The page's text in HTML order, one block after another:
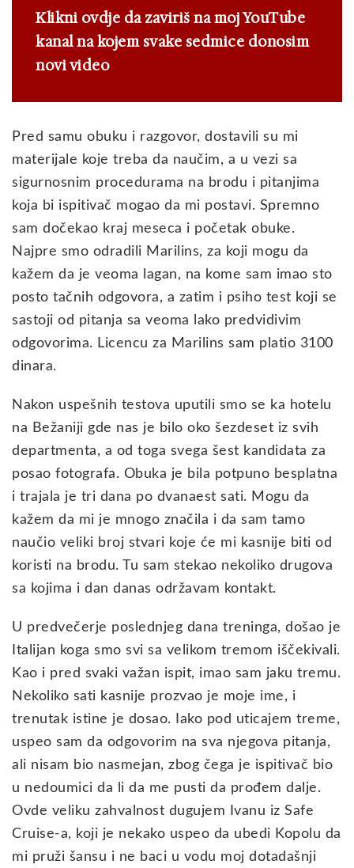
Klikni ovdje da zaviriš na moj YouTube
kanal na kojem svake sedmice donosim
novi video
Pred samu obuku i razgovor, dostavili su mi
materijale koje treba da naučim, a u vezi sa
sigurnosnim procedurama na brodu i pitanjima
koja bi ispitivač mogao da mi postavi. Spremno
sam dočekao kraj meseca i početak obuke.
Najpre smo odradili Marilins, za koji mogu da
kažem da je veoma lagan, na kome sam imao sto
posto tačnih odgovora, a zatim i psiho test koji se
sastoji od pitanja sa veoma lako predvidivim
odgovorima. Licencu za Marilins sam platio 3100
dinara.
Nakon uspešnih testova uputili smo se ka hotelu
na Bežaniji gde nas je bilo oko šezdeset iz svih
departmenta, a od toga svega šest kandidata za
posao fotografa. Obuka je bila potpuno besplatna
i trajala je tri dana po dvanaest sati. Mogu da
kažem da mi je mnogo značila i da sam tamo
naučio veliki broj stvari koje će mi kasnije biti od
koristi na brodu. Tu sam stekao nekoliko drugova
sa kojima i dan danas održavam kontakt.
U predvečerje poslednjeg dana treninga, došao je
Italijan koga smo svi sa velikom tremom iščekivali.
Kao i pred svaki važan ispit, imao sam jaku tremu.
Nekoliko sati kasnije prozvao je moje ime, i
trenutak istine je dosao. Iako pod uticajem treme,
uspeo sam da odgovorim na sva njegova pitanja,
ali nisam bio nasmejan, zbog čega je ispitivač bio
u nedoumici da li da me pusti da prođem dalje.
Ovde veliku zahvalnost dugujem Ivanu iz Safe
Cruise-a, koji je nekako uspeo da ubedi Kopolu da
mi pruži šansu i ne baci u vodu moj dotadašnji